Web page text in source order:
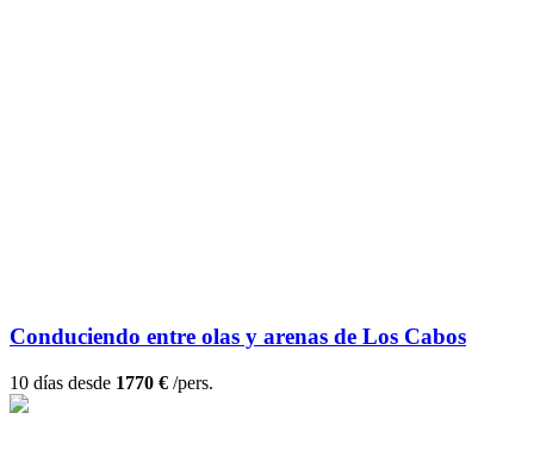
Conduciendo entre olas y arenas de Los Cabos
10 días desde 1770 € /pers.